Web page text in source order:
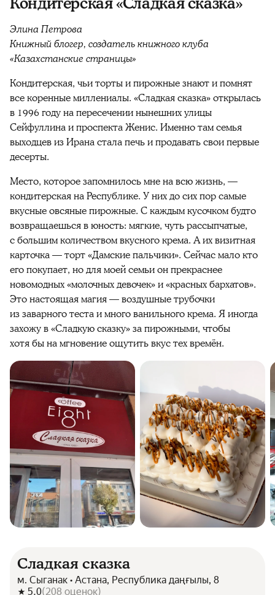
Элина Петрова
Книжный блогер, создатель книжного клуба
«Казахстанские страницы»
Кондитерская, чьи торты и пирожные знают и помнят
все коренные миллениалы. «Сладкая сказка» открылась
в 1996 году на пересечении нынешних улицы
Сейфуллина и проспекта Женис. Именно там семья
выходцев из Ирана стала печь и продавать свои первые
десерты.
Место, которое запомнилось мне на всю жизнь, —
кондитерская на Республике. У них до сих пор самые
вкусные овсяные пирожные. С каждым кусочком будто
возвращаешься в юность: мягкие, чуть рассыпчатые,
с большим количеством вкусного крема. А их визитная
карточка — торт «Дамские пальчики». Сейчас мало кто
его покупает, но для моей семьи он прекраснее
новомодных «молочных девочек» и «красных бархатов».
Это настоящая магия — воздушные трубочки
из заварного теста и много ванильного крема. Я иногда
захожу в «Сладкую сказку» за пирожными, чтобы
хотя бы на мгновение ощутить вкус тех времён.
Сладкая сказка
м. Сыганак • Астана, Республика даңғылы, 8
5.0(208 оценок)